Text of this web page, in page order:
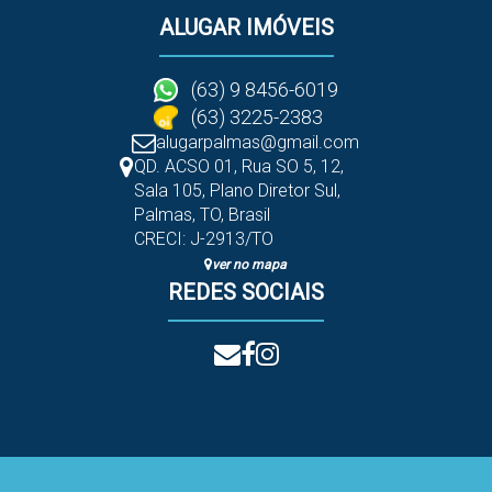
ALUGAR IMÓVEIS
(63) 9 8456-6019
(63) 3225-2383
alugarpalmas@gmail.com
QD. ACSO 01, Rua SO 5, 12,
Sala 105, Plano Diretor Sul ,
Palmas, TO, Brasil
CRECI: J-2913/TO
ver no mapa
REDES SOCIAIS